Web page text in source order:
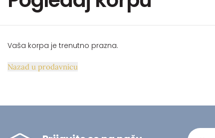
Vaša korpa je trenutno prazna.
Nazad u prodavnicu